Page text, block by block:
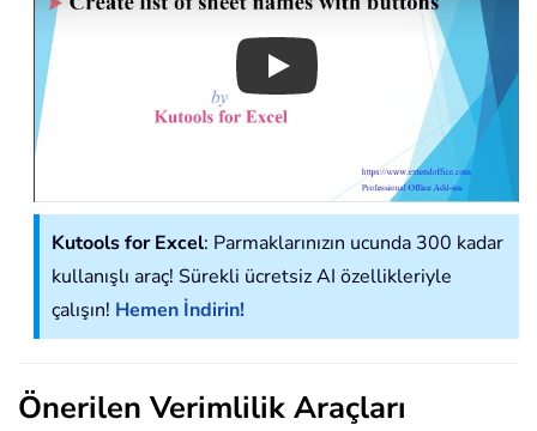
Play
Kutools for Excel: Parmaklarınızın ucunda 300 kadar
kullanışlı araç! Sürekli ücretsiz AI özellikleriyle
çalışın! Hemen İndirin!
Önerilen Verimlilik Araçları